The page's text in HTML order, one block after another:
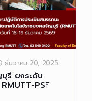
ธันวาคม 20, 2025
รี ยกระดับ
PSF